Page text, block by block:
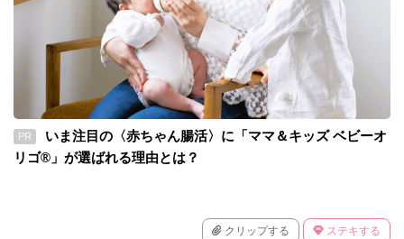
PR
いま注目の〈赤ちゃん腸活〉に「ママ＆キッズ ベビーオ
リゴ®」が選ばれる理由とは？
クリップする ステキする